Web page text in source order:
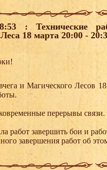
: Технические
18 марта 20:00 -
и Магического Лесов
перерывы связи.
работ завершить бои и
завершения работ об